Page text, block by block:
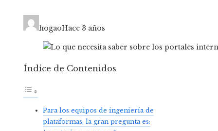
hogaoHace 3 años
Índice de Contenidos
Para los equipos de ingeniería de
plataformas, la gran pregunta es: